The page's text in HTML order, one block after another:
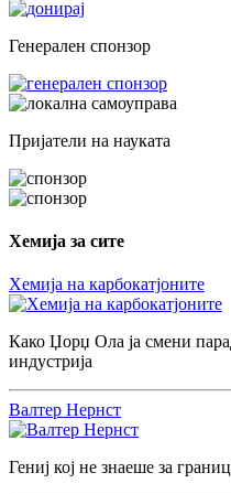
Генерален спонзор
Пријатели на науката
Хемија за сите
Хемија на карбокатјоните
Како Џорџ Ола ја смени
индустрија
Валтер Нернст
Гениј кој не знаеше за